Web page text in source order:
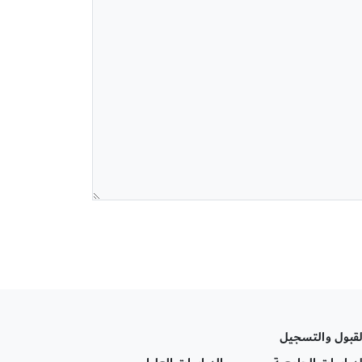
والتسجيل